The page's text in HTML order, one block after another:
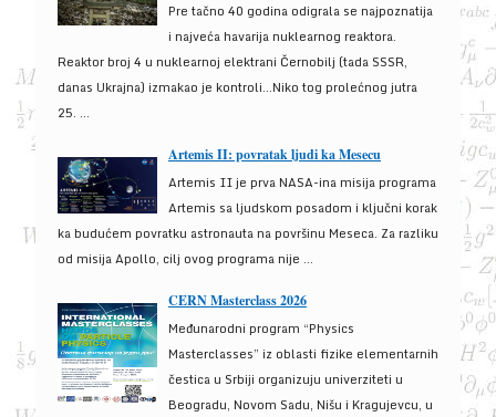
Pre tačno 40 godina odigrala se najpoznatija
i najveća havarija nuklearnog reaktora.
Reaktor broj 4 u nuklearnoj elektrani Černobilj (tada SSSR,
danas Ukrajna) izmakao je kontroli...Niko tog prolećnog jutra
25. ...
Artemis II: povratak ljudi ka Mesecu
Artemis II je prva NASA-ina misija programa
Artemis sa ljudskom posadom i ključni korak
ka budućem povratku astronauta na površinu Meseca. Za razliku
od misija Apollo, cilj ovog programa nije ...
CERN Masterclass 2026
Međunarodni program “Physics
Masterclasses” iz oblasti fizike elementarnih
čestica u Srbiji organizuju univerziteti u
Beogradu, Novom Sadu, Nišu i Kragujevcu, u